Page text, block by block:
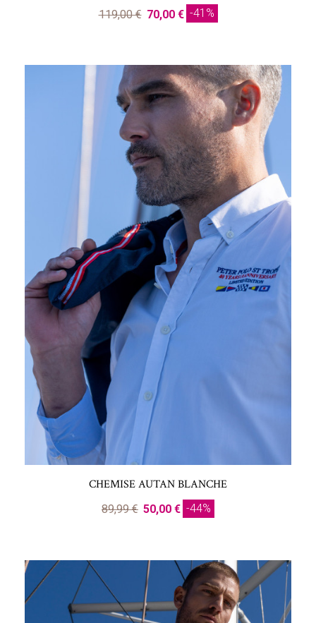
119,00 € 70,00 € -41%
CHEMISE AUTAN BLANCHE
89,99 € 50,00 € -44%